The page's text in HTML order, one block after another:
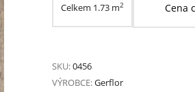
Celkem 1.73m2 Cena
SKU:0456
VÝROBCE:Gerflor